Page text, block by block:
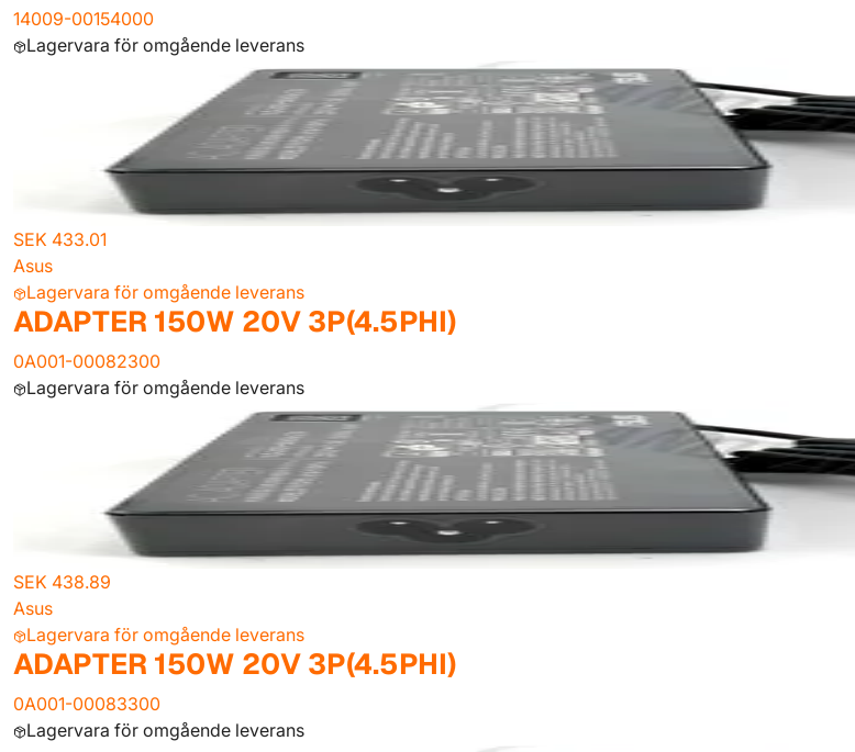
14009-00154000
Lagervara för omgående leverans
SEK 433.01
Asus
Lagervara för omgående leverans
ADAPTER 150W 20V 3P(4.5PHI)
0A001-00082300
Lagervara för omgående leverans
SEK 438.89
Asus
Lagervara för omgående leverans
ADAPTER 150W 20V 3P(4.5PHI)
0A001-00083300
Lagervara för omgående leverans